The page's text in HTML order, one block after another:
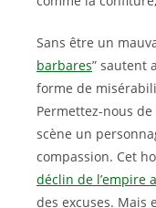
Sans être un
barbares” sautent
forme de
Permettez-nous
scène un
compassion. Cet
déclin de l’empire
des excuses. Mais